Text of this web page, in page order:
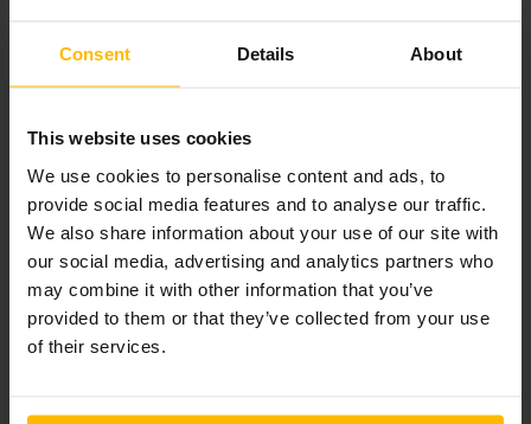
Consent Details About
This website uses cookies
We use cookies to personalise content and ads, to
provide social media features and to analyse our traffic.
We also share information about your use of our site with
our social media, advertising and analytics partners who
may combine it with other information that you’ve
provided to them or that they’ve collected from your use
of their services.
永恒力小型电动搬运车在搬运阶段，除了电机的能量充足外，其
实它的特点就是低噪音，而且可以将日常仓库中1-5吨的货物安
全的输送到目的地。对于大宗货物或者重量重的货物，有了它的
助力，是可以让你搬运非常省心。
能量五：节约成本